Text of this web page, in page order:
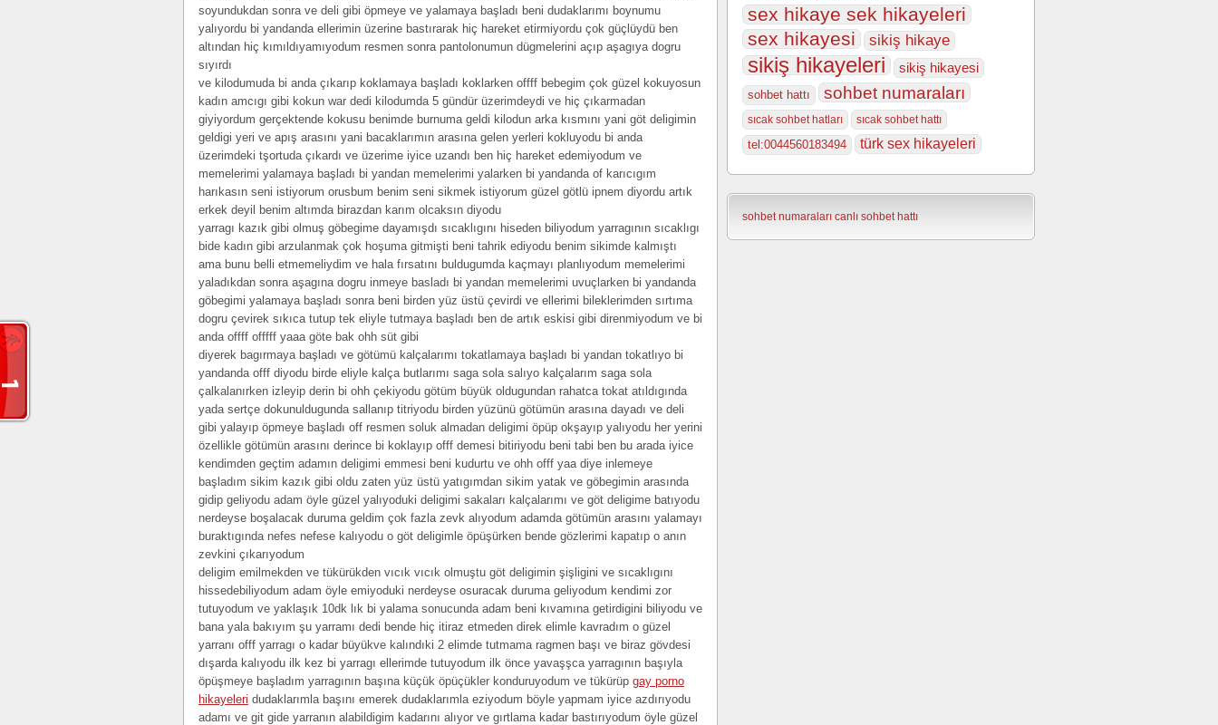
soyundukdan sonra ve deli gibi öpmeye ve yalamaya başladı beni dudaklarımı boynumu
yalıyordu bi yandanda ellerimin üzerine bastırarak hiç hareket etirmiyordu çok güçlüydü ben
altından hiç kımıldıyamıyodum resmen sonra pantolonumun dügmelerini açıp aşagıya dogru
sıyırdı
ve kilodumuda bi anda çıkarıp koklamaya başladı koklarken offff bebegim çok güzel kokuyosun
kadın amcıgı gibi kokun war dedi kilodumda 5 gündür üzerimdeydi ve hiç çıkarmadan
giyiyordum gerçektende kokusu benimde burnuma geldi kilodun arka kısmını yani göt deligimin
geldigi yeri ve apış arasını yani bacaklarımın arasına gelen yerleri kokluyodu bi anda
üzerimdeki tşortuda çıkardı ve üzerime iyice uzandı ben hiç hareket edemiyodum ve
memelerimi yalamaya başladı bi yandan memelerimi yalarken bi yandanda of karıcıgım
harıkasın seni istiyorum orusbum benim seni sikmek istiyorum güzel götlü ipnem diyordu artık
erkek deyil benim altımda birazdan karım olcaksın diyodu
yarragı kazık gibi olmuş göbegime dayamışdı sıcaklıgını hiseden biliyodum yarragının sıcaklıgı
bide kadın gibi arzulanmak çok hoşuma gitmişti beni tahrik ediyodu benim sikimde kalmıştı
ama bunu belli etmemeliydim ve hala fırsatını buldugumda kaçmayı planlıyodum memelerimi
yaladıkdan sonra aşagına dogru inmeye basladı bi yandan memelerimi uvuçlarken bi yandanda
göbegimi yalamaya başladı sonra beni birden yüz üstü çevirdi ve ellerimi bileklerimden sırtıma
dogru çevirek sıkıca tutup tek eliyle tutmaya başladı ben de artık eskisi gibi direnmiyodum ve bi
anda offff offfff yaaa göte bak ohh süt gibi
diyerek bagırmaya başladı ve götümü kalçalarımı tokatlamaya başladı bi yandan tokatlıyo bi
yandanda offf diyodu birde eliyle kalça butlarımı saga sola salıyo kalçalarım saga sola
çalkalanırken izleyip derin bi ohh çekiyodu götüm büyük oldugundan rahatca tokat atıldıgında
yada sertçe dokunuldugunda sallanıp titriyodu birden yüzünü götümün arasına dayadı ve deli
gibi yalayıp öpmeye başladı off resmen soluk almadan deligimi öpüp okşayıp yalıyodu her yerini
özellikle götümün arasını derince bi koklayıp offf demesi bitiriyodu beni tabi ben bu arada iyice
kendimden geçtim adamın deligimi emmesi beni kudurtu ve ohh offf yaa diye inlemeye
başladım sikim kazık gibi oldu zaten yüz üstü yatıgımdan sikim yatak ve göbegimin arasında
gidip geliyodu adam öyle güzel yalıyoduki deligimi sakaları kalçalarımı ve göt deligime batıyodu
nerdeyse boşalacak duruma geldim çok fazla zevk alıyodum adamda götümün arasını yalamayı
buraktıgında nefes nefese kalıyodu o göt deligimle öpüşürken bende gözlerimi kapatıp o anın
zevkini çıkarıyodum
deligim emilmekden ve tükürükden vıcık vıcık olmuştu göt deligimin şişligini ve sıcaklıgını
hissedebiliyodum adam öyle emiyoduki nerdeyse osuracak duruma geliyodum kendimi zor
tutuyodum ve yaklaşık 10dk lık bi yalama sonucunda adam beni kıvamına getirdigini biliyodu ve
bana yala bakıyım şu yarramı dedi bende hiç itiraz etmeden direk elimle kavradım o güzel
yarranı offf yarragı o kadar büyükve kalındıki 2 elimde tutmama ragmen başı ve biraz gövdesi
dışarda kalıyodu ilk kez bi yarragı ellerimde tutuyodum ilk önce yavaşşca yarragının başıyla
öpüşmeye başladım yarragının başına küçük öpüçükler konduruyodum ve tükürüp gay porno
hikayeleri dudaklarımla başını emerek dudaklarımla eziyodum böyle yapmam iyice azdırıyodu
adamı ve git gide yarranın alabildigim kadarını alıyor ve gırtlama kadar bastırıyodum öyle güzel
sex hikaye sek hikayeleri
sex hikayesi
sikiş hikaye
sikiş hikayeleri sikiş hikayesi
sohbet hattı sohbet numaraları
sıcak sohbet hatları sıcak sohbet hattı
tel:0044560183494 türk sex hikayeleri
sohbet numaraları canlı sohbet hattı